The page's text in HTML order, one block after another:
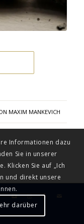
MAXIM MANKEVICH
Informationen dazu
Sie in unserer
Klicken Sie auf „Ich
und direkt unsere
darüber